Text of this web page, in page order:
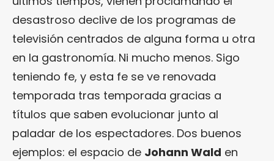
desastroso declive de los programas de
televisión centrados de alguna forma u otra
en la gastronomía. Ni mucho menos. Sigo
teniendo fe, y esta fe se ve renovada
temporada tras temporada gracias a
títulos que saben evolucionar junto al
paladar de los espectadores. Dos buenos
ejemplos: el espacio de Johann Wald en